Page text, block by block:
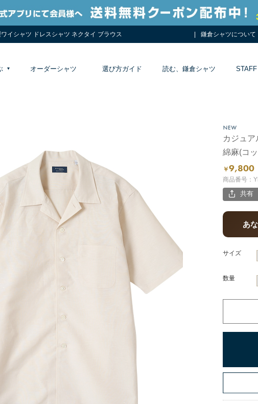
イシャツ ドレスシャツ ネクタイ ブラウス 鎌倉シャツについて
オーダーシャツ 選び方ガイド 読む、鎌倉シャツ
カジュア
綿麻(コ
￥9,800
商品番号：
共有
あ
サイズ
数量